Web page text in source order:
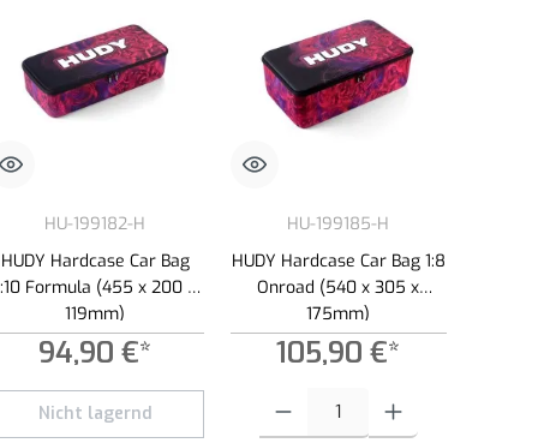
eller formindske mængden.
beløb, eller brug knapperne til at øge eller formindske mængden.
HU-199182-H
HUDY Hardcase Car Bag
Formula (455 x 200 x
119mm)
94,90 €*
Nicht lagernd
HU-199185-H
HUDY Hardcase Car Bag 1:8
Onroad (540 x 305 x
175mm)
105,90 €*